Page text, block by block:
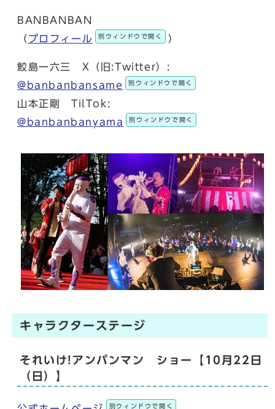
BANBANBAN
（ プロフィール 別ウィンドウで開く ）
鮫島一六三 X（旧:Twitter）:
@banbanbansame
別ウィンドウで開く
山本正剛 TilTok:
@banbanbanyama
別ウィンドウで開く
キャラクターステージ
それいけ!アンパンマン ショー【10月22日
（日）】
別ウィンドウで開く